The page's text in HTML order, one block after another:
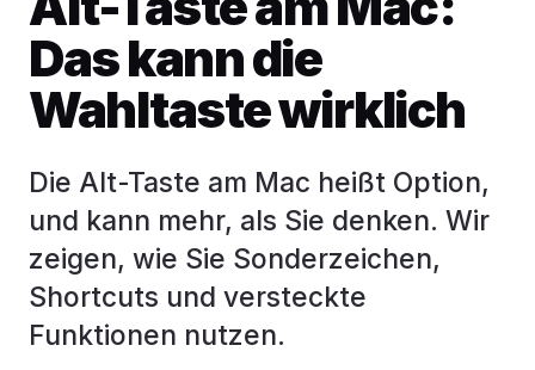
Das kann die
Wahltaste wirklich
Die Alt-Taste am Mac heißt Option,
und kann mehr, als Sie denken. Wir
zeigen, wie Sie Sonderzeichen,
Shortcuts und versteckte
Funktionen nutzen.